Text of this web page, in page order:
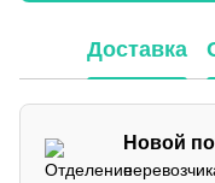
Доставка
Новой